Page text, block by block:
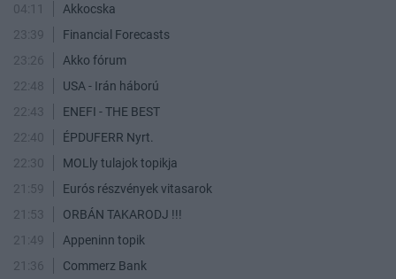
04:11
Akkocska
23:39
Financial Forecasts
23:26
Akko fórum
22:48
USA - Irán háború
22:43
ENEFI - THE BEST
22:40
ÉPDUFERR Nyrt.
22:30
MOLly tulajok topikja
21:59
Eurós részvények vitasarok
21:53
ORBÁN TAKARODJ !!!
21:49
Appeninn topik
21:36
Commerz Bank